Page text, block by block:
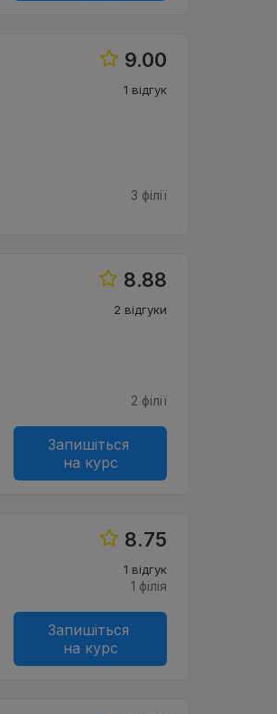
9.00
1 відгук
3 філії
8.88
2 відгуки
2 філії
Запишіться
на курс
8.75
1 відгук
1 фiлiя
Запишіться
на курс